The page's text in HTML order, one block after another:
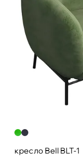
кресло Bell BLT-1